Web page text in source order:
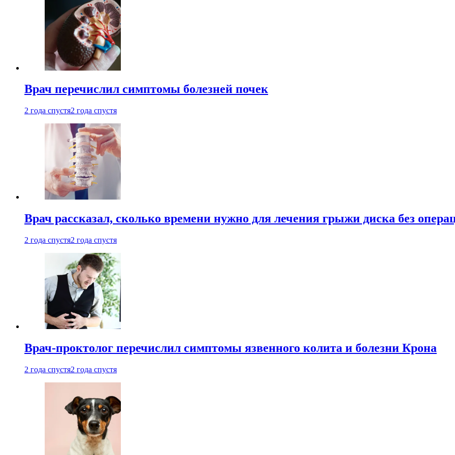
Врач перечислил симптомы болезней почек
2 года спустя2 года спустя
Врач рассказал, сколько времени нужно для лечения грыжи диска без
2 года спустя2 года спустя
Врач-проктолог перечислил симптомы язвенного колита и болезни Крона
2 года спустя2 года спустя